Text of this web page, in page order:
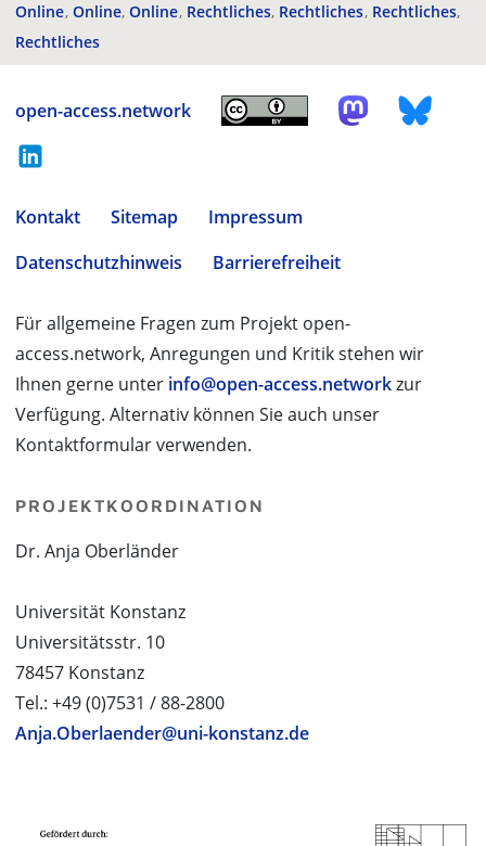
Online Online Online Rechtliches Rechtliches Rechtliches
Rechtliches
open-access.network
Kontakt Sitemap
Impressum
Datenschutzhinweis
Barrierefreiheit
Für allgemeine Fragen zum Projekt open-
access.network, Anregungen und Kritik stehen wir
Ihnen gerne unter info@open-access.networkzur
Verfügung. Alternativ können Sie auch unser
Kontaktformular verwenden.
PROJEKTKOORDINATION
Dr. Anja Oberländer
Universität Konstanz
Universitätsstr. 10
78457 Konstanz
Tel.: +49 (0)7531 / 88-2800
Anja.Oberlaender@uni-konstanz.de